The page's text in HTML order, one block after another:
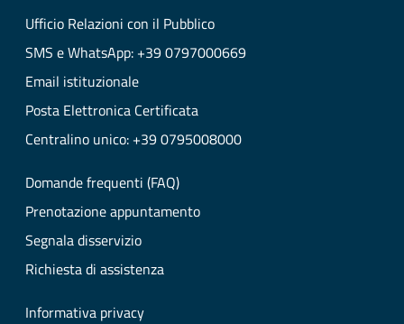
Ufficio Relazioni con il Pubblico
SMS e WhatsApp: +39 0797000669
Email istituzionale
Posta Elettronica Certificata
Centralino unico: +39 0795008000
Domande frequenti (FAQ)
Prenotazione appuntamento
Segnala disservizio
Richiesta di assistenza
Informativa privacy